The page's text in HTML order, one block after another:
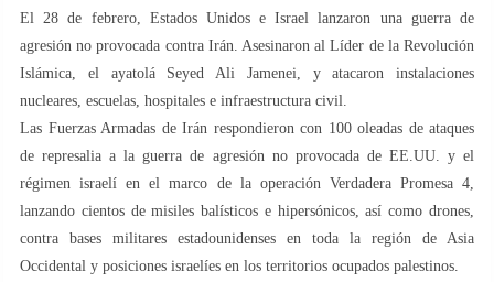
El 28 de febrero, Estados Unidos e Israel lanzaron una guerra de
agresión no provocada contra Irán. Asesinaron al Líder de la Revolución
Islámica, el ayatolá Seyed Ali Jamenei, y atacaron instalaciones
nucleares, escuelas, hospitales e infraestructura civil.
Las Fuerzas Armadas de Irán respondieron con 100 oleadas de ataques
de represalia a la guerra de agresión no provocada de EE.UU. y el
régimen israelí en el marco de la operación Verdadera Promesa 4,
lanzando cientos de misiles balísticos e hipersónicos, así como drones,
contra bases militares estadounidenses en toda la región de Asia
Occidental y posiciones israelíes en los territorios ocupados palestinos.